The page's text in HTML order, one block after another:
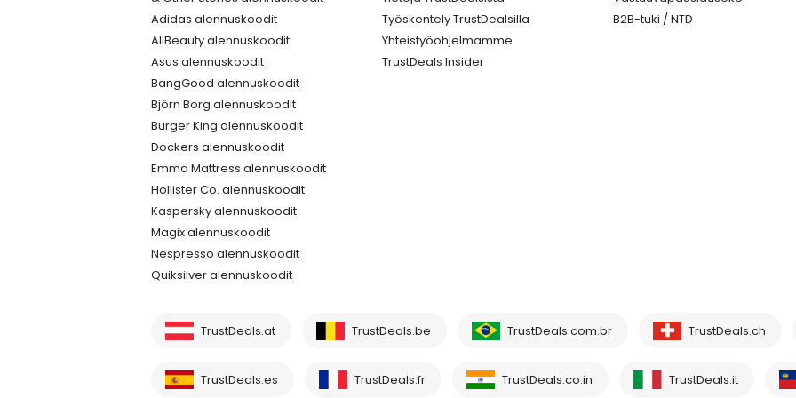
Adidas alennuskoodit
AllBeauty alennuskoodit
Asus alennuskoodit
BangGood alennuskoodit
Björn Borg alennuskoodit
Burger King alennuskoodit
Dockers alennuskoodit
Emma Mattress alennuskoodit
Hollister Co. alennuskoodit
Kaspersky alennuskoodit
Magix alennuskoodit
Nespresso alennuskoodit
Quiksilver alennuskoodit
Työskentely TrustDealsilla
Yhteistyöohjelmamme
TrustDeals Insider
B2B-tuki / NTD
TrustDeals.at TrustDeals.be TrustDeals.com.br TrustDeals.ch
TrustDeals.es TrustDeals.fr TrustDeals.co.in TrustDeals.it